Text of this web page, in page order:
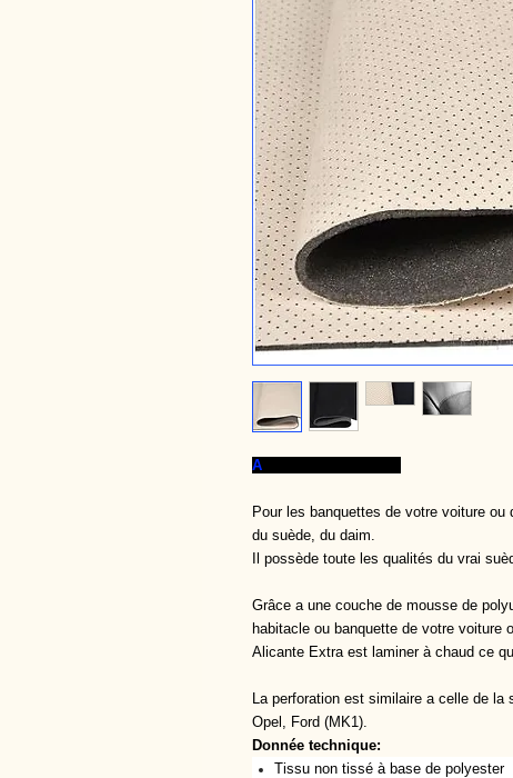
A
Pour les banquettes de votre voiture
du suède, du daim.
Il possède toute les qualités du vrai
Grâce a une couche de mousse de
habitacle ou banquette de votre voiture
Alicante Extra est laminer à chaud ce
La perforation est similaire a celle de
Opel, Ford (MK1).
Donnée technique:
Tissu non tissé à base de polyester